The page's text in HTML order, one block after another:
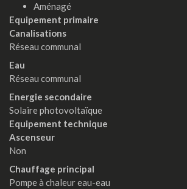
Aménagé
Equipement primaire
Canalisations
Réseau communal
Eau
Réseau communal
Energie secondaire
Solaire photovoltaïque
Equipement technique
Ascenseur
Non
Chauffage principal
Pompe à chaleur eau-eau